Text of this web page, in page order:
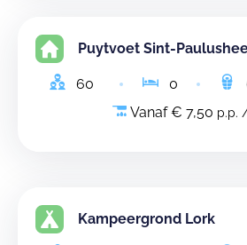
Puytvoet Sint-
60 0
Vanaf € 7,50 p.p.
Kampeergrond Lork